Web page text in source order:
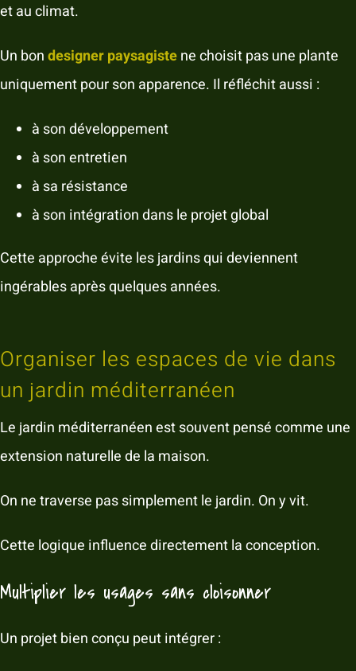
et au climat.
Un bondesigner paysagistene choisit pas une plante
uniquement pour son apparence. Il réfléchit aussi :
à son développement
à son entretien
à sa résistance
à son intégration dans le projet global
Cette approche évite les jardins qui deviennent
ingérables après quelques années.
Organiser les espaces de vie dans
un jardin méditerranéen
Le jardin méditerranéen est souvent pensé comme une
extension naturelle de la maison.
On ne traverse pas simplement le jardin. On y vit.
Cette logique influence directement la conception.
Multiplier les usages sans cloisonner
Un projet bien conçu peut intégrer :